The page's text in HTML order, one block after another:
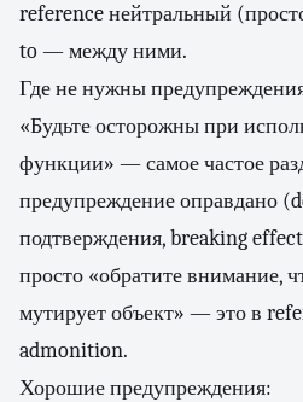
reference нейтральный
to — между ними.
Где не нужны
«Будьте осторожны при
функции» — самое частое
предупреждение оправдано
подтверждения, breaking
просто «обратите внимание,
мутирует объект» — это в
admonition.
Хорошие предупреждения: